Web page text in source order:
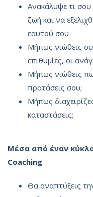
Ανακάλυψε τι σου
ζωή και να
εαυτού σου
Μήπως νιώθεις
επιθυμίες, οι
Μήπως νιώθεις
προτάσεις σου;
Μήπως
καταστάσεις;
Μέσα από έναν
Coaching
Θα αναπτύξεις